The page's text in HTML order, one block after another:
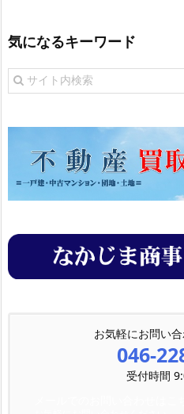
気になるキーワード
お気軽にお問い合
046-
受付時間